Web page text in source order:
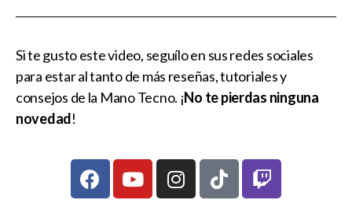
Si te gusto este video, seguílo en sus redes sociales
para estar al tanto de más reseñas, tutoriales y
consejos de la Mano Tecno. ¡No te pierdas ninguna
novedad!